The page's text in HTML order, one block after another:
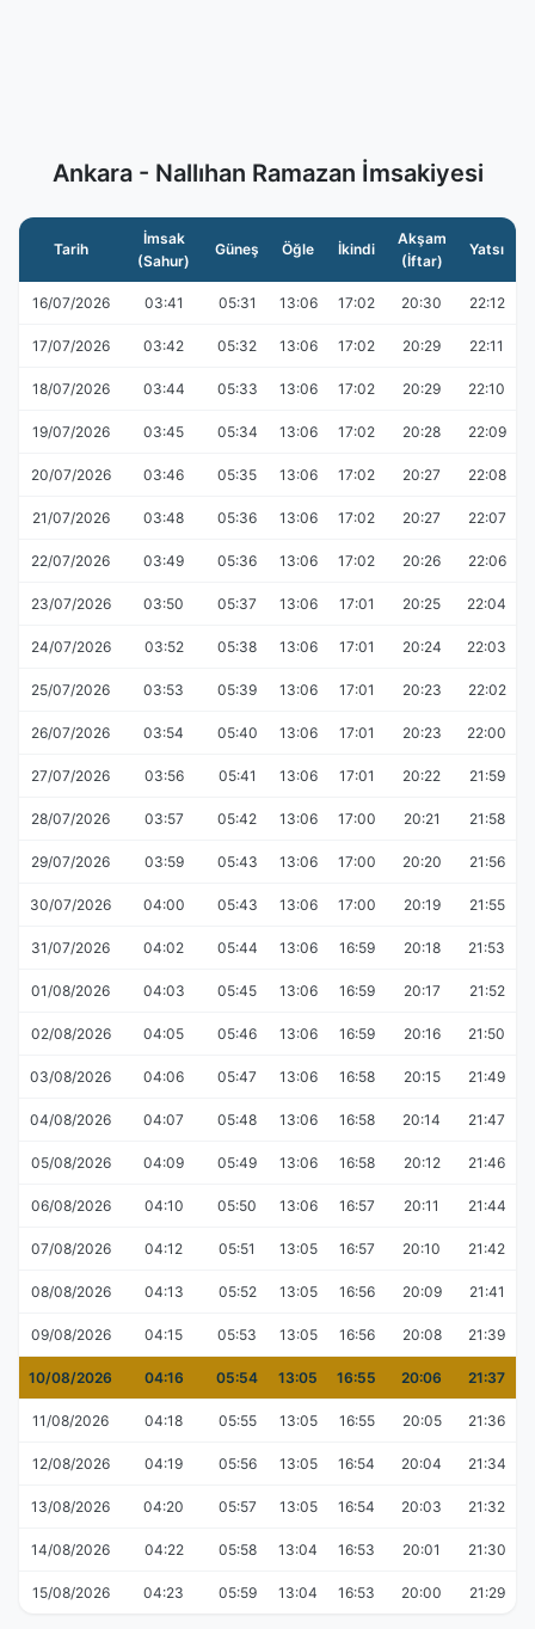
Ankara - Nallıhan Ramazan İmsakiyesi
Tarih
İmsak
(Sahur)
Güneş Öğle İkindi
Akşam
(İftar)
Yatsı
16/07/2026 03:41 05:31 13:06 17:02 20:30 22:12
17/07/2026 03:42 05:32 13:06 17:02 20:29 22:11
18/07/2026 03:44 05:33 13:06 17:02 20:29 22:10
19/07/2026 03:45 05:34 13:06 17:02 20:28 22:09
20/07/2026 03:46 05:35 13:06 17:02 20:27 22:08
21/07/2026 03:48 05:36 13:06 17:02 20:27 22:07
22/07/2026 03:49 05:36 13:06 17:02 20:26 22:06
23/07/2026 03:50 05:37 13:06 17:01 20:25 22:04
24/07/2026 03:52 05:38 13:06 17:01 20:24 22:03
25/07/2026 03:53 05:39 13:06 17:01 20:23 22:02
26/07/2026 03:54 05:40 13:06 17:01 20:23 22:00
27/07/2026 03:56 05:41 13:06 17:01 20:22 21:59
28/07/2026 03:57 05:42 13:06 17:00 20:21 21:58
29/07/2026 03:59 05:43 13:06 17:00 20:20 21:56
30/07/2026 04:00 05:43 13:06 17:00 20:19 21:55
31/07/2026 04:02 05:44 13:06 16:59 20:18 21:53
01/08/2026 04:03 05:45 13:06 16:59 20:17 21:52
02/08/2026 04:05 05:46 13:06 16:59 20:16 21:50
03/08/2026 04:06 05:47 13:06 16:58 20:15 21:49
04/08/2026 04:07 05:48 13:06 16:58 20:14 21:47
05/08/2026 04:09 05:49 13:06 16:58 20:12 21:46
06/08/2026 04:10 05:50 13:06 16:57 20:11 21:44
07/08/2026 04:12 05:51 13:05 16:57 20:10 21:42
08/08/2026 04:13 05:52 13:05 16:56 20:09 21:41
09/08/2026 04:15 05:53 13:05 16:56 20:08 21:39
10/08/2026 04:16 05:54 13:05 16:55 20:06 21:37
11/08/2026 04:18 05:55 13:05 16:55 20:05 21:36
12/08/2026 04:19 05:56 13:05 16:54 20:04 21:34
13/08/2026 04:20 05:57 13:05 16:54 20:03 21:32
14/08/2026 04:22 05:58 13:04 16:53 20:01 21:30
15/08/2026 04:23 05:59 13:04 16:53 20:00 21:29